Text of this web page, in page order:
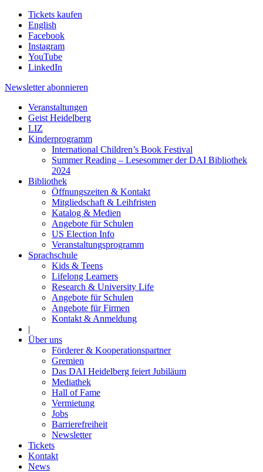
Tickets kaufen
English
Facebook
Instagram
YouTube
LinkedIn
Newsletter abonnieren
Veranstaltungen
Geist Heidelberg
LIZ
Kinderprogramm
International Children’s Book Festival
Summer Reading – Lesesommer der DAI Bibliothek
2024
Bibliothek
Öffnungszeiten & Kontakt
Mitgliedschaft & Leihfristen
Katalog & Medien
Angebote für Schulen
US Election Info
Veranstaltungsprogramm
Sprachschule
Kids & Teens
Lifelong Learners
Research & University Life
Angebote für Schulen
Angebote für Firmen
Kontakt & Anmeldung
|
Über uns
Förderer & Kooperationspartner
Gremien
Das DAI Heidelberg feiert Jubiläum
Mediathek
Hall of Fame
Vermietung
Jobs
Barrierefreiheit
Newsletter
Tickets
Kontakt
News